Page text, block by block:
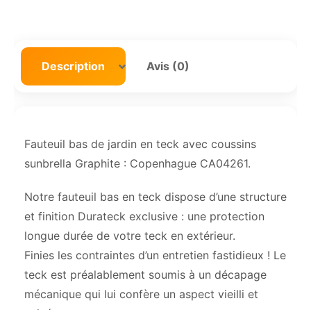
Description Avis (0)
Fauteuil bas de jardin en teck avec coussins
sunbrella Graphite : Copenhague CA04261.
Notre fauteuil bas en teck dispose d’une structure
et finition Durateck exclusive : une protection
longue durée de votre teck en extérieur.
Finies les contraintes d’un entretien fastidieux ! Le
teck est préalablement soumis à un décapage
mécanique qui lui confère un aspect vieilli et